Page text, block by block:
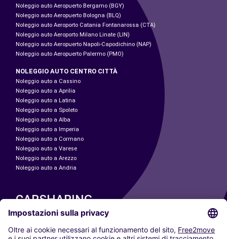
Noleggio auto Aeropuerto Bergamo (BGY)
Noleggio auto Aeropuerto Bologna (BLQ)
Noleggio auto Aeroporto Catania Fontanarossa (CTA)
Noleggio auto Aeroporto Milano Linate (LIN)
Noleggio auto Aeropuerto Napoli-Capodichino (NAP)
Noleggio auto Aeropuerto Palermo (PMO)
NOLEGGIO AUTO CENTRO CITTÀ
Noleggio auto a Cassino
Noleggio auto a Aprilia
Noleggio auto a Latina
Noleggio auto a Spoleto
Noleggio auto a Alba
Noleggio auto a Imperia
Noleggio auto a Cormano
Noleggio auto a Varese
Noleggio auto a Arezzo
Noleggio auto a Andria
CARSHARING
LE NOSTRE CITTÀ
Paris